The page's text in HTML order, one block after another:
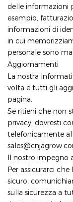
delle informazioni
esempio,
informazioni di
in cui
personale sono
Aggiornamenti
La nostra
volta e tutti gli
pagina.
Se ritieni che non
privacy, dovresti
telefonicamente
Il nostro impegno
Per assicurarci
sicuro,
sulla sicurezza a